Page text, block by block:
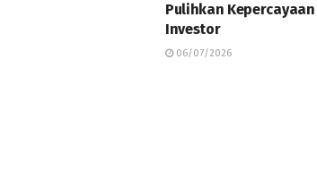
Pulihkan Kepercayaan
Investor
06/07/2026